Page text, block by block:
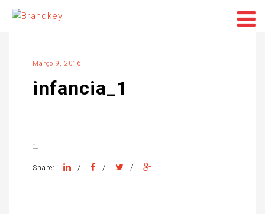
Março 9, 2016
infancia_1
Share: / / /